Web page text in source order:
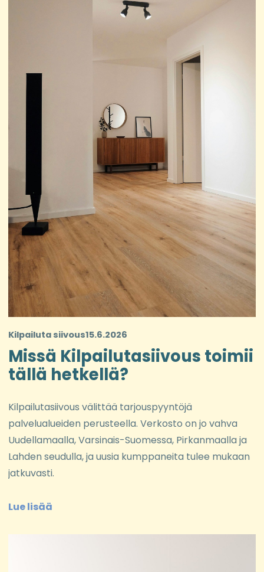
Kilpailuta siivous15.6.2026
Missä Kilpailutasiivous toimii
tällä hetkellä?
Kilpailutasiivous välittää tarjouspyyntöjä
palvelualueiden perusteella. Verkosto on jo vahva
Uudellamaalla, Varsinais-Suomessa, Pirkanmaalla ja
Lahden seudulla, ja uusia kumppaneita tulee mukaan
jatkuvasti.
Lue lisää